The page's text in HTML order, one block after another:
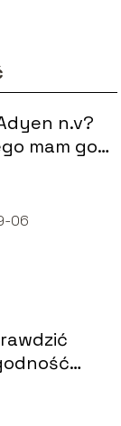
n.v?
mam go
06